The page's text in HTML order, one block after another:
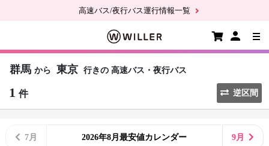
高速バス/夜行バス運行情報一覧
群馬 から 東京 行きの 高速バス・夜行バス
1 件 逆区間
7月 2026年8月最安値カレンダー 9月